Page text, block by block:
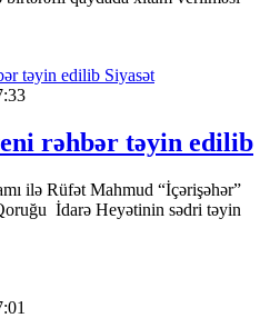
Siyasət
rəhbər təyin edilib
ilə Rüfət Mahmud “İçərişəhər”
İdarə Heyətinin sədri təyin